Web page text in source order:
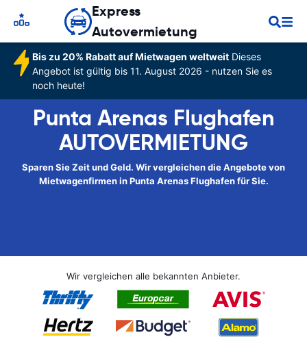
Express
Autovermietung
Bis zu 20% Rabatt auf Mietwagen weltweitDieses
Angebot ist gültig bis 11. August 2026 - nutzen Sie es
noch heute!
Punta Arenas Flughafen
AUTOVERMIETUNG
Sparen Sie Zeit und Geld. Wir vergleichen die Angebote von
Mietwagenfirmen in Punta Arenas Flughafen für Sie.
Wir vergleichen alle bekannten Anbieter.